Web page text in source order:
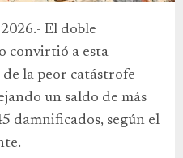
El doble
convirtió a esta
la peor catástrofe
un saldo de más
damnificados, según el